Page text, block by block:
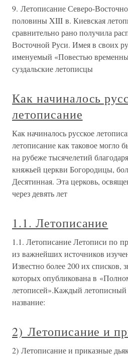
9. Летописание Северо-
половины XIII в. Киевская
сравнительно рано получила
Восточной Руси. Имея в своих
именуемый «Повестью
суздальские летописцы
Как начиналось
летописание
Как начиналось русское
летописание как таковое могло
на рубеже тысячелетий
княжьей церкви Богородицы,
Десятинная. Эта церковь,
через девять лет
1.1. Летописание
1.1. Летописание Летописи по
из важнейших источников
Известно более 200 их списков,
которых опубликована в
летописей».Каждый летописный
название:
2) Летописание и
2) Летописание и приказные